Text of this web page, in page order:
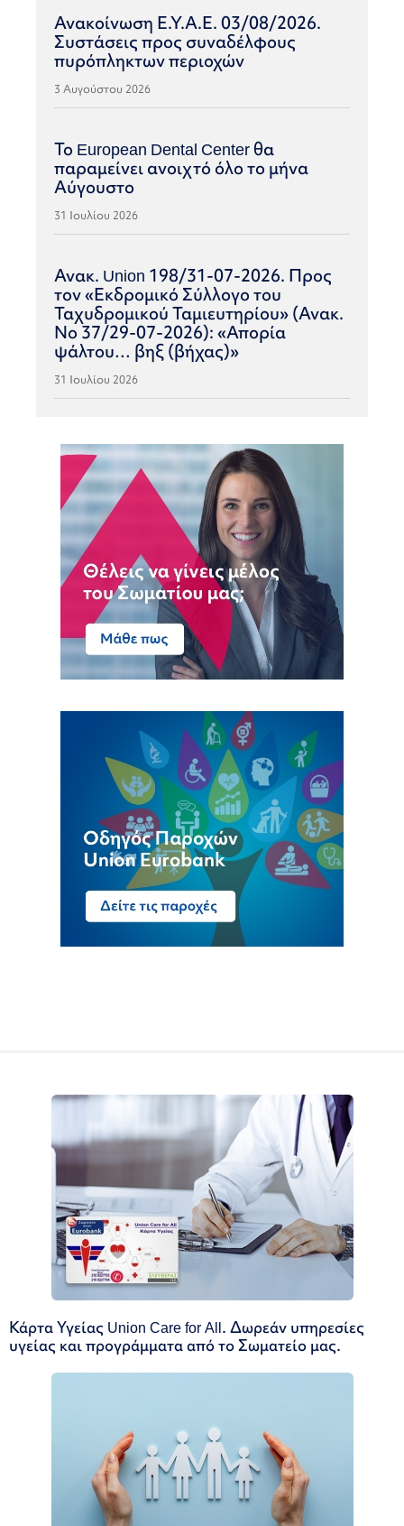
Ανακοίνωση Ε.Υ.Α.Ε. 03/08/2026.
Συστάσεις προς συναδέλφους
πυρόπληκτων περιοχών
3 Αυγούστου 2026
Το European Dental Center θα
παραμείνει ανοιχτό όλο το μήνα
Αύγουστο
31 Ιουλίου 2026
Ανακ. Union 198/31-07-2026. Προς
τον «Εκδρομικό Σύλλογο του
Ταχυδρομικού Ταμιευτηρίου» (Ανακ.
Νο 37/29-07-2026): «Απορία
ψάλτου… βηξ (βήχας)»
31 Ιουλίου 2026
Κάρτα Υγείας Union Care for All. Δωρεάν υπηρεσίες
υγείας και προγράμματα από το Σωματείο μας.